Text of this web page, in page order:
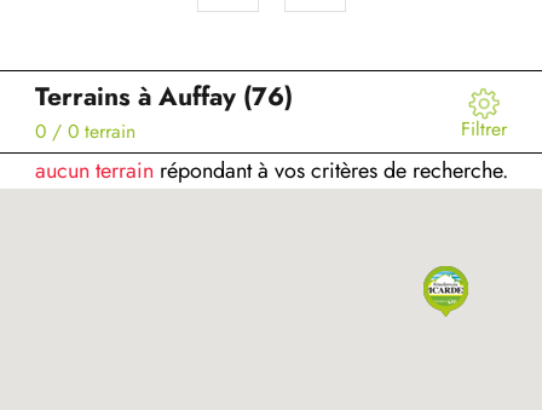
Terrains à Auffay (76)
0 / 0 terrain Filtrer
aucun terrain répondant à vos critères de recherche.